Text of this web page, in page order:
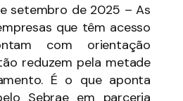
setembro de 2025 – As
que têm acesso
com orientação
reduzem pela metade
É o que aponta
Sebrae em parceria